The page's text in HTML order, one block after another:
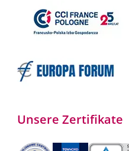
Unsere Zertifikate